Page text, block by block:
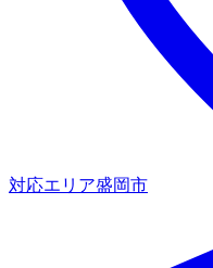
対応エリア盛岡市